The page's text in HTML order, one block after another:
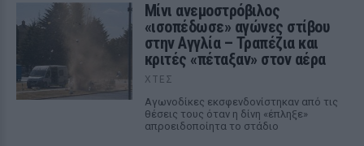
Μίνι ανεμοστρόβιλος
«ισοπέδωσε» αγώνες στίβου
στην Αγγλία – Τραπέζια και
κριτές «πέταξαν» στον αέρα
ΧΤΕΣ
Αγωνοδίκες εκσφενδονίστηκαν από τις
θέσεις τους όταν η δίνη «έπληξε»
απροειδοποίητα το στάδιο